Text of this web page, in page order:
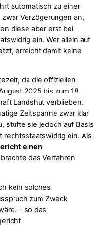
automatisch zu einer
Verzögerungen an,
diese aber erst bei
ein. Wer allein auf
erreicht damit keine
da die offiziellen
2025 bis zum 18.
Landshut verblieben.
Zeitspanne zwar klar
stufte sie jedoch auf Basis
rechtsstaatswidrig ein. Als
einen
das Verfahren
kein solches
zum Zweck
– so das